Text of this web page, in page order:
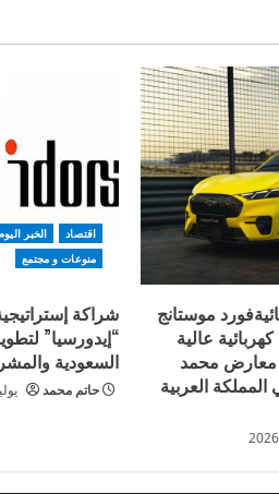
موستانج
Mach-E ، أول سيارة SUV كهربائية عالية
معارض محمد
العربية
اقتصاد الخبر
منوعات و مجتمع
شراكة
“إيدورسيا”
السعودية
حاتم محمد يوليو